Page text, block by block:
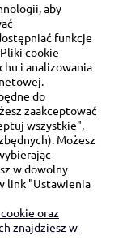
58
aby
funkcje
cookie
i analizowania
do
zaakceptować
wszystkie",
Możesz
w dowolny
link "Ustawienia
oraz
znajdziesz w